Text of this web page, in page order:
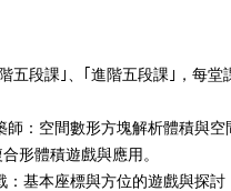
五段課｣、｢進階五段課｣，每堂
師：空間數形方塊解析體積與
形體積遊戲與應用。
：基本座標與方位的遊戲與探討